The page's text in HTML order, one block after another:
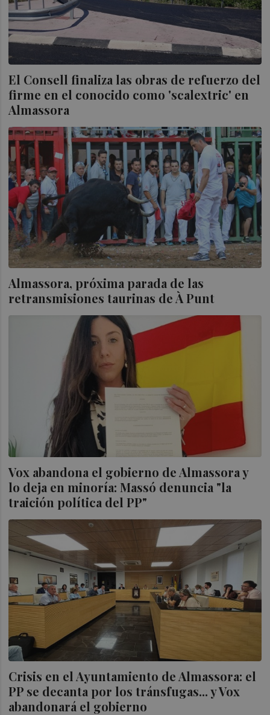
El Consell finaliza las obras de refuerzo del
firme en el conocido como 'scalextric' en
Almassora
Almassora, próxima parada de las
retransmisiones taurinas de À Punt
Vox abandona el gobierno de Almassora y
lo deja en minoría: Massó denuncia "la
traición política del PP"
Crisis en el Ayuntamiento de Almassora: el
PP se decanta por los tránsfugas... y Vox
abandonará el gobierno